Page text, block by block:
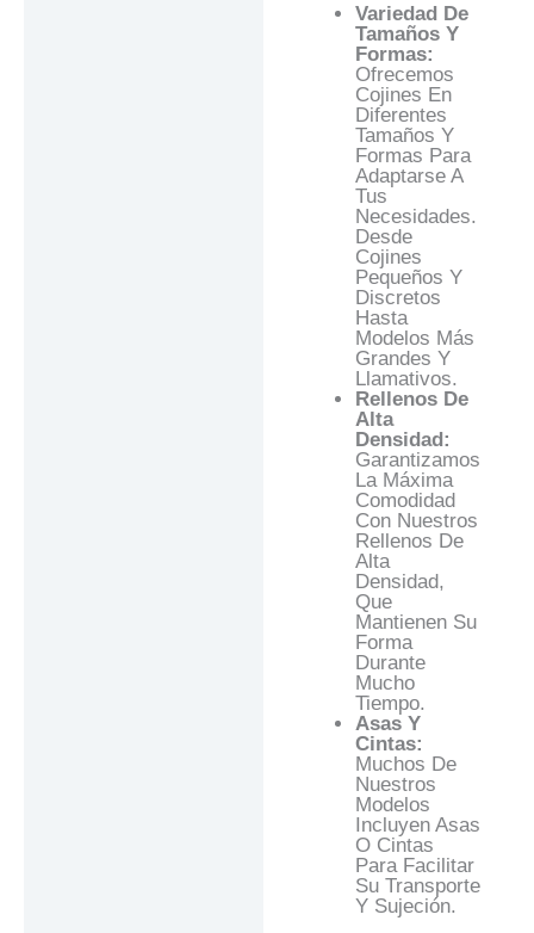
Variedad De
Tamaños Y
Formas:
Ofrecemos
Cojines En
Diferentes
Tamaños Y
Formas Para
Adaptarse A
Tus
Necesidades.
Desde
Cojines
Pequeños Y
Discretos
Hasta
Modelos Más
Grandes Y
Llamativos.
Rellenos De
Alta
Densidad:
Garantizamos
La Máxima
Comodidad
Con Nuestros
Rellenos De
Alta
Densidad,
Que
Mantienen Su
Forma
Durante
Mucho
Tiempo.
Asas Y
Cintas:
Muchos De
Nuestros
Modelos
Incluyen Asas
O Cintas
Para Facilitar
Su Transporte
Y Sujeción.